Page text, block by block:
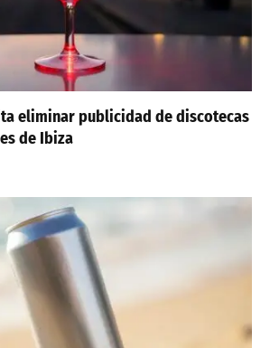
eliminar publicidad de discotecas
de Ibiza